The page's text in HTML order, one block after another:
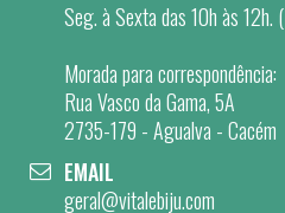
Seg. à Sexta das 10h às 12h.
Morada para correspondência:
Rua Vasco da Gama, 5A
2735-179 - Agualva - Cacém
EMAIL
geral@vitalebiju.com